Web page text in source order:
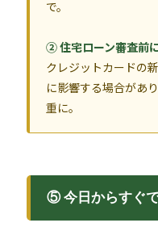
で。
② 住宅ローン審査前
クレジットカードの
に影響する場合があ
重に。
⑤ 今日からすぐ